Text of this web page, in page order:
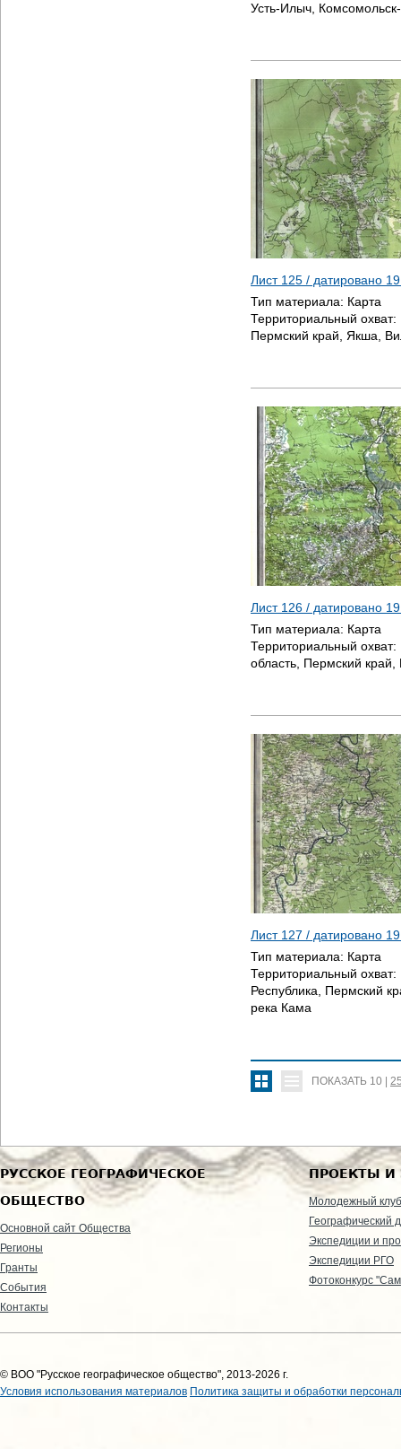
Усть-Илыч,
Лист 125 / датировано
Тип материала: Карта
Территориальный охват:
Пермский край, Якша,
Лист 126 / датировано
Тип материала: Карта
Территориальный охват:
область, Пермский
Лист 127 / датировано
Тип материала: Карта
Территориальный охват:
Республика, Пермский
река Кама
ПОКАЗАТЬ 10
РУССКОЕ ГЕОГРАФИЧЕСКОЕ
ОБЩЕСТВО
Основной сайт Общества
Регионы
Гранты
События
Контакты
ПРОЕКТЫ И
Молодежный клуб
Географический
Экспедиции и
Экспедиции РГО
Фотоконкурс
© ВОО "Русское географическое общество", 2013-2026 г.
Условия использования материалов Политика защиты и обработки